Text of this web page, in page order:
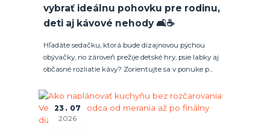
vybrať ideálnu pohovku pre rodinu,
deti aj kávové nehody 🛋️☕
Hľadáte sedačku, ktorá bude dizajnovou pýchou
obývačky, no zároveň prežije detské hry, psie labky aj
občasné rozliatie kávy? Zorientujte sa v ponuke p...
23
07
2026